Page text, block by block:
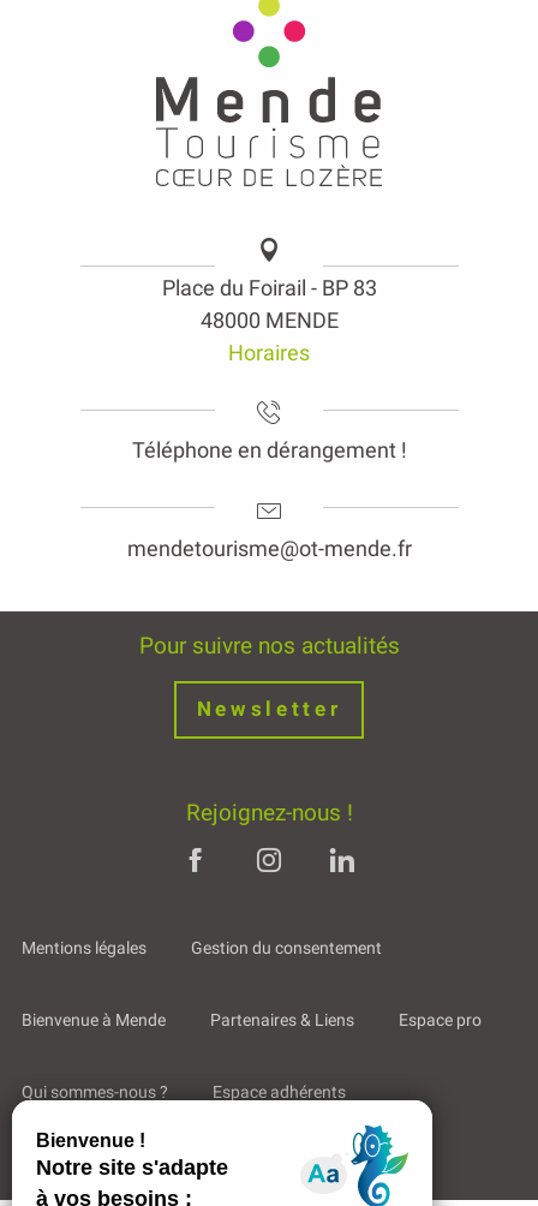
Place du Foirail - BP 83
48000 MENDE
Horaires
Téléphone en dérangement !
mendetourisme@ot-mende.fr
Pour suivre nos actualités
Newsletter
Rejoignez-nous !
Mentions légales Gestion du consentement
Bienvenue à Mende Partenaires & Liens Espace pro
Qui sommes-nous ? Espace adhérents
Aides & Accompagnements